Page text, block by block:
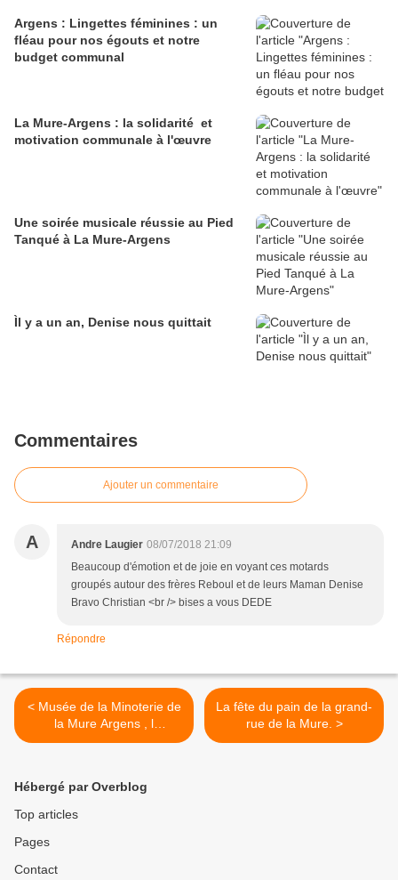
Argens : Lingettes féminines : un
fléau pour nos égouts et notre
budget communal
La Mure-Argens : la solidarité et
motivation communale à l'œuvre
Une soirée musicale réussie au Pied
Tanqué à La Mure-Argens
Ìl y a un an, Denise nous quittait
Commentaires
Ajouter un commentaire
A Andre Laugier 08/07/2018 21:09
Beaucoup d'émotion et de joie en voyant ces motards
groupés autour des frères Reboul et de leurs Maman Denise
Bravo Christian <br /> bises a vous DEDE
Répondre
< Musée de la Minoterie de
la Mure Argens , l
'agriculture est un jeu
La fête du pain de la grand-
rue de la Mure. >
Hébergé par Overblog
Top articles
Pages
Contact